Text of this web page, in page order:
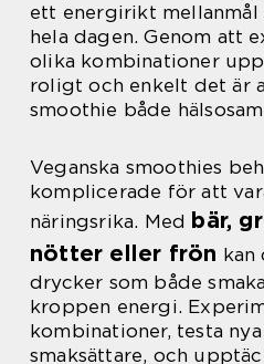
ett energirikt
hela dagen. Genom att
olika kombinationer
roligt och enkelt det är
smoothie både
Veganska smoothies
komplicerade för att
näringsrika. Med bär,
nötter eller frön kan
drycker som både
kroppen energi.
kombinationer, testa
smaksättare, och